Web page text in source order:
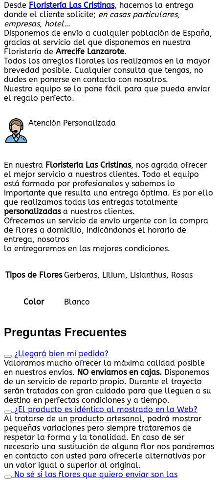
Desde Floristería Las Cristinas, hacemos la entrega
donde el cliente solicite; en casas particulares,
empresas, hotel…
Disponemos de envío a cualquier población de España,
gracias al servicio del que disponemos en nuestra
Floristería de Arrecife Lanzarote.
Todos los arreglos florales los realizamos en la mayor
brevedad posible. Cualquier consulta que tengas, no
dudes en ponerse en contacto con nosotros.
Nuestro equipo se lo pone fácil para que pueda enviar
el regalo perfecto.
Atención Personalizada
En nuestra Floristería Las Cristinas, nos agrada ofrecer
el mejor servicio a nuestros clientes. Todo el equipo
está formado por profesionales y sabemos lo
importante que resulta una entrega óptima. Es por ello
que realizamos todas las entregas totalmente
personalizadasa nuestros clientes.
Ofrecemos un servicio de envío urgente con la compra
de flores a domicilio, indicándonos el horario de
entrega, nosotros
lo entregaremos en las mejores condiciones.
Tipos de Flores Gerberas, Lilium, Lisianthus, Rosas
Color Blanco
Preguntas Frecuentes
¿Llegará bien mi pedido?
Valoramos mucho ofrecer la máxima calidad posible
en nuestros envíos. NO enviamos en cajas. Disponemos
de un servicio de reparto propio. Durante el trayecto
serán tratadas con gran cuidado para que lleguen a su
destino en perfectas condiciones y a tiempo.
¿El producto es idéntico al mostrado en la Web?
Al tratarse de un producto artesanal, podrá mostrar
pequeñas variaciones pero siempre trataremos de
respetar la forma y la tonalidad. En caso de ser
necesario una sustitución de alguna flor nos pondremos
en contacto con usted para ofrecerle alternativas por
un valor igual o superior al original.
No sé si las flores que quiero enviar son las